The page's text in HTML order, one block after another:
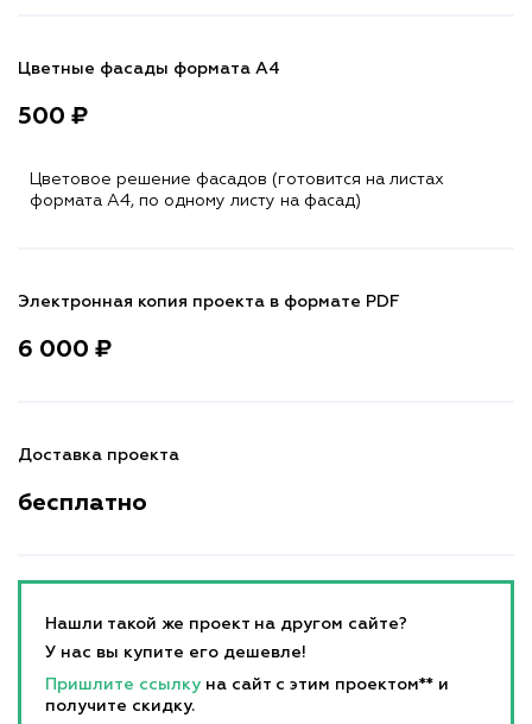
Цветные фасады формата А4
500 ₽
Цветовое решение фасадов (готовится на листах
формата A4, по одному листу на фасад)
Электронная копия проекта в формате PDF
6 000 ₽
Доставка проекта
бесплатно
Нашли такой же проект на другом сайте?
У нас вы купите его дешевле!
Пришлите ссылку на сайт с этим проектом** и
получите скидку.